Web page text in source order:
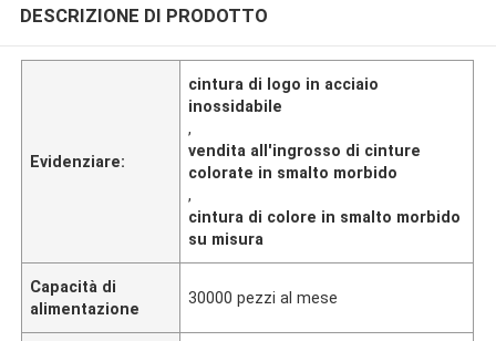
DESCRIZIONE DI PRODOTTO
Evidenziare:
cintura di logo in acciaio
inossidabile
,
vendita all'ingrosso di cinture
colorate in smalto morbido
,
cintura di colore in smalto morbido
su misura
Capacità di
alimentazione
30000 pezzi al mese